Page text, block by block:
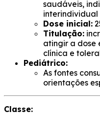
saudáveis,
Dose inicial:
Titulação:
atingir a dose
clínica e
Pediátrico:
As fontes
orientações
Classe: